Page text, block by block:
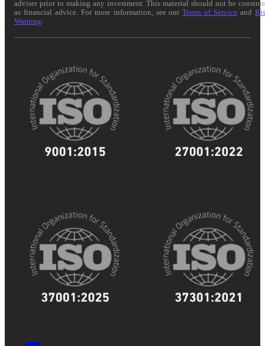
adviser prior to making any investment. This material should not be
as financial advice. For more information, see ourTerms of Service and
Warning